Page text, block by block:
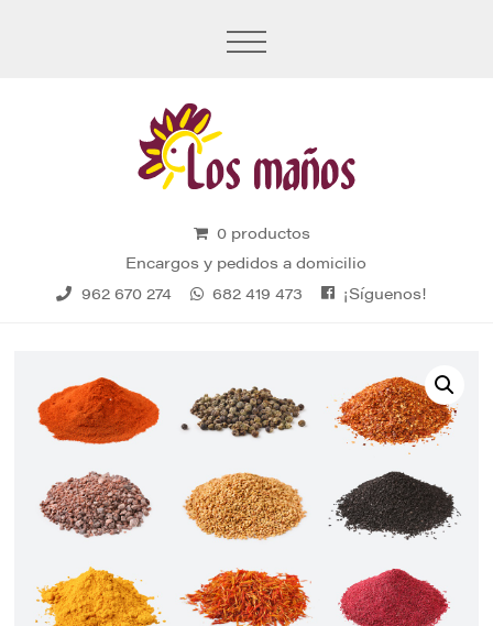
0 productos
Encargos y pedidos a domicilio
962 670 274
682 419 473 ¡Síguenos!